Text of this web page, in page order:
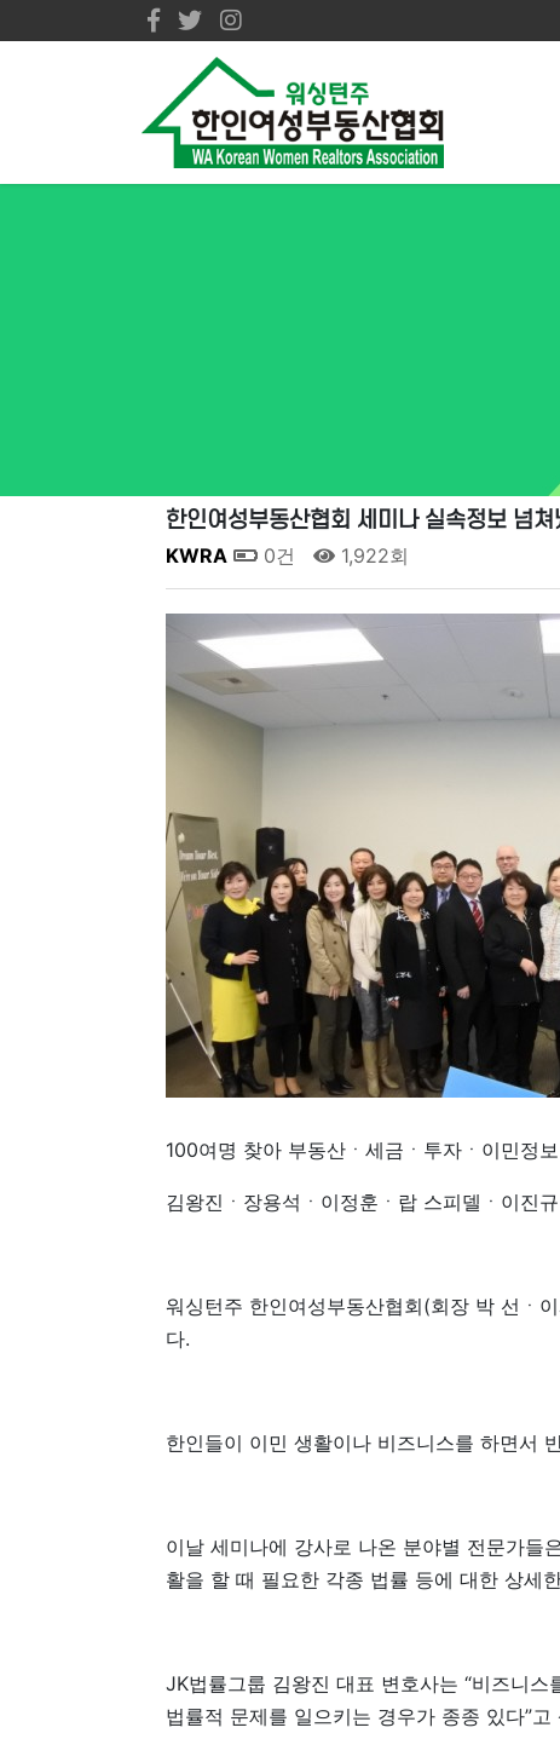
한인여성부동산협회 세미나 실속정보 넘
KWRA 0건 1,922회
100여명 찾아 부동산ㆍ세금ㆍ투자ㆍ이민정
김왕진ㆍ장용석ㆍ이정훈ㆍ랍 스피델ㆍ이진
워싱턴주 한인여성부동산협회(회장 박 선ㆍ
다.
한인들이 이민 생활이나 비즈니스를 하면서
이날 세미나에 강사로 나온 분야별 전문가들
활을 할 때 필요한 각종 법률 등에 대한 상세
JK법률그룹 김왕진 대표 변호사는 “비즈니
법률적 문제를 일으키는 경우가 종종 있다”고